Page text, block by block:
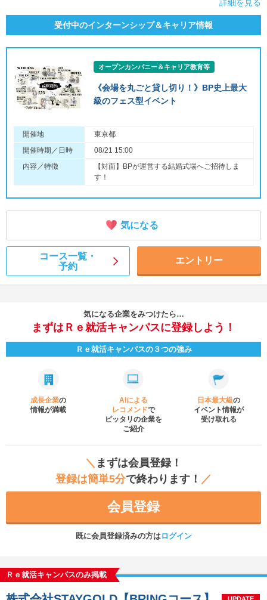
詳細を見る
受付中のインターンシップ＆キャリア情報
オープンカンパニー＆キャリア教育等
《会場を丸ごと貸し切り！》BP史上最大
級のフェス型イベント
開催地
東京都
開催時期／日時
08/21 15:00
内容／特徴
【対面】BPが運営する結婚式場へご招待しま
す！
気になる
コース一覧・
予約
エントリー
気になる企業をみつけたら…
まずはＲｅ就活キャンパスに登録しよう！
Ｒｅ就活キャンパスの３つの強み
成長企業の
情報が満載
AIによる
レコメンドで
ピッタリの企業を
ご紹介
日本最大級の
イベント情報が
受け取れる
＼ まずは会員登録！
登録は簡単5分で終わります！ ／
会員登録
既に会員登録済みの方はログイン
Ｒｅ就活キャンパスのみ掲載